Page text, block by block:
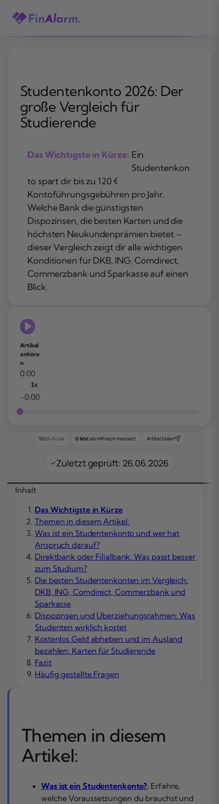
Inhalt
Studentenkonto 2026: Der
große Vergleich für
Studierende
Das Wichtigste in Kürze: Ein
Studentenkon
to spart dir bis zu 120 €
Kontoführungsgebühren pro Jahr.
Welche Bank die günstigsten
Dispozinsen, die besten Karten und die
höchsten Neukundenprämien bietet –
dieser Vergleich zeigt dir alle wichtigen
Konditionen für DKB, ING, Comdirect,
Commerzbank und Sparkasse auf einen
Blick.
Artikel
anhöre
n
0:00
1x
-0:00
102Aufrufe 0 Mal als Hilfreich markiert Artikel teilen
Zuletzt geprüft: 26.06.2026
Inhalt
Das Wichtigste in Kürze
Themen in diesem Artikel:
Was ist ein Studentenkonto und wer hat
Anspruch darauf?
Direktbank oder Filialbank: Was passt besser
zum Studium?
Die besten Studentenkonten im Vergleich:
DKB, ING, Comdirect, Commerzbank und
Sparkasse
Dispozinsen und Überziehungsrahmen: Was
Studenten wirklich kostet
Kostenlos Geld abheben und im Ausland
bezahlen: Karten für Studierende
Fazit
Häufig gestellte Fragen
Themen in diesem
Artikel:
Was ist ein Studentenkonto?: Erfahre,
welche Voraussetzungen du brauchst und